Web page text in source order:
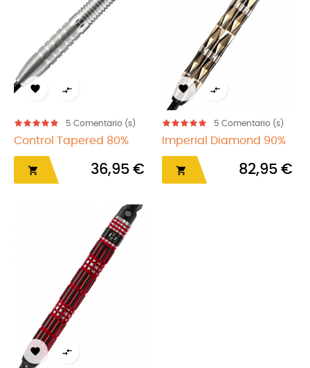
 
5 Comentario (s)
Control Tapered 80%
 36,95 €
 
5 Comentario (s)
Imperial Diamond 90%
 82,95 €
 